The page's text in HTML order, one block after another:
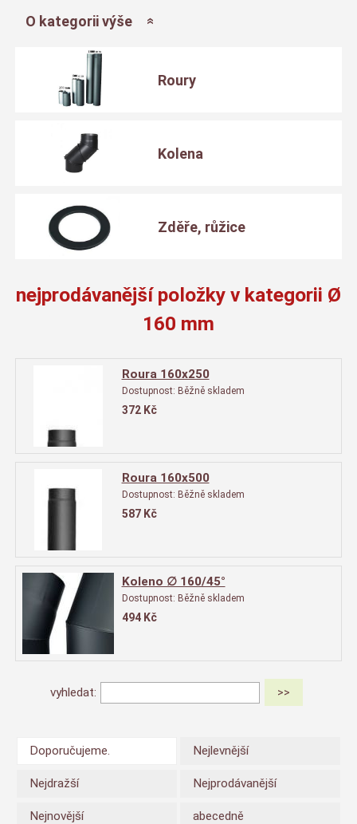
O kategorii výše
Roury
Kolena
Zděře, růžice
nejprodávanější položky v kategorii Ø
160 mm
Roura 160x250
Dostupnost: Běžně skladem
372 Kč
Roura 160x500
Dostupnost: Běžně skladem
587 Kč
Koleno ∅ 160/45°
Dostupnost: Běžně skladem
494 Kč
vyhledat:
Doporučujeme. Nejlevnější
Nejdražší Nejprodávanější
Nejnovější abecedně